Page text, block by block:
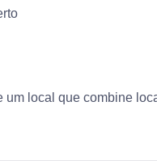
um local que combine